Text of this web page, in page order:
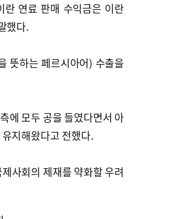
란 연료 판매 수익금은 이란
했다.
뜻하는 페르시아어) 수출을
에 모두 공을 들였다면서 아
지해왔다고 전했다.
사회의 제재를 약화할 우려